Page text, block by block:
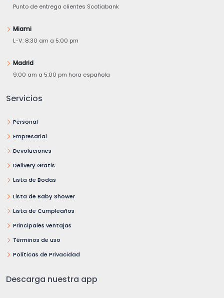
Punto de entrega clientes Scotiabank
Miami
L-V: 8:30 am a 5:00 pm
Madrid
9:00 am a 5:00 pm hora española
Servicios
Personal
Empresarial
Devoluciones
Delivery Gratis
Lista de Bodas
Lista de Baby Shower
Lista de Cumpleaños
Principales ventajas
Términos de uso
Políticas de Privacidad
Descarga nuestra app